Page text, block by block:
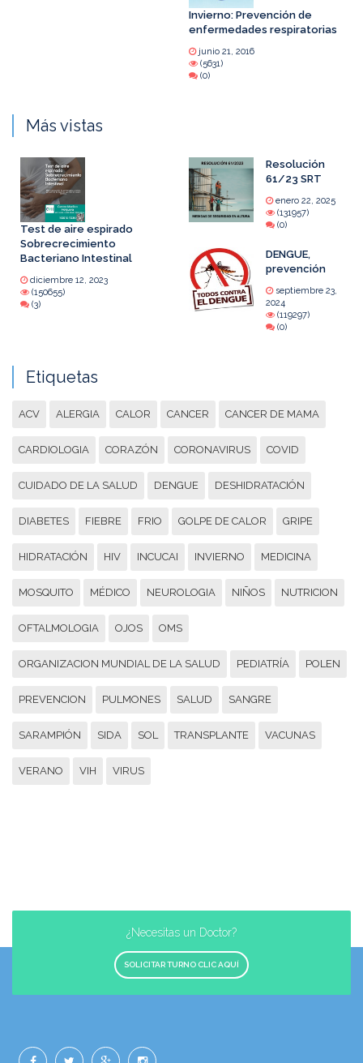
Invierno: Prevención de
enfermedades respiratorias
junio 21, 2016
(5631)
(0)
Más vistas
Test de aire espirado
Sobrecrecimiento
Bacteriano Intestinal
diciembre 12, 2023
(150655)
(3)
Resolución
61/23 SRT
enero 22, 2025
(131957)
(0)
DENGUE,
prevención
septiembre 23,
2024
(119297)
(0)
Etiquetas
ACV ALERGIA CALOR CANCER CANCER DE MAMA
CARDIOLOGIA CORAZÓN CORONAVIRUS COVID
CUIDADO DE LA SALUD DENGUE DESHIDRATACIÓN
DIABETES FIEBRE FRIO GOLPE DE CALOR GRIPE
HIDRATACIÓN HIV INCUCAI INVIERNO MEDICINA
MOSQUITO MÉDICO NEUROLOGIA NIÑOS NUTRICION
OFTALMOLOGIA OJOS OMS
ORGANIZACION MUNDIAL DE LA SALUD PEDIATRÍA POLEN
PREVENCION PULMONES SALUD SANGRE
SARAMPIÓN SIDA SOL TRANSPLANTE VACUNAS
VERANO VIH VIRUS
¿Necesitas un Doctor?
SOLICITAR TURNO CLIC AQUÍ